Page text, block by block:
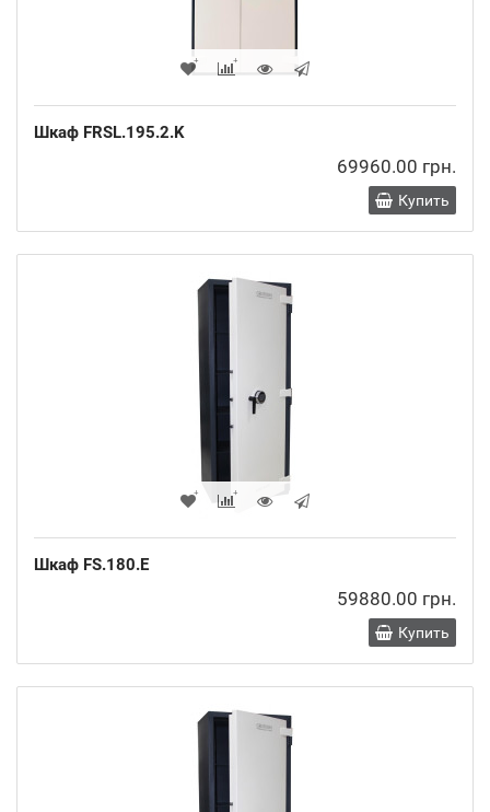
Шкаф FRSL.195.2.K
69960.00 грн.
Купить
Шкаф FS.180.E
59880.00 грн.
Купить